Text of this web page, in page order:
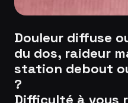
Douleur diffuse
du dos, raideur
station debout
?
Difficulté à vous